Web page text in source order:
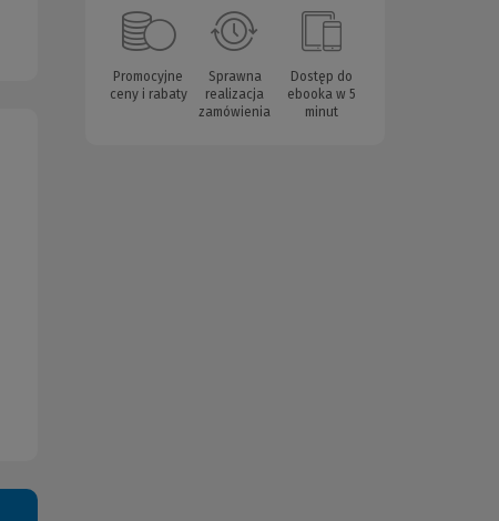
Promocyjne
ceny i rabaty
Sprawna
realizacja
zamówienia
Dostęp do
ebooka w 5
minut